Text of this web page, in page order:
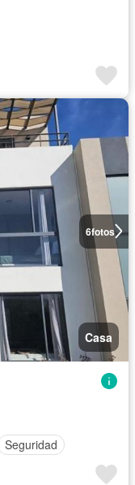
6fotos
Casa
Seguridad